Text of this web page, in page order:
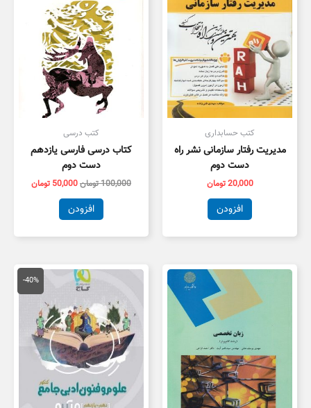
کتب حسابداری
مدیریت رفتار سازمانی نشر راه
دست دوم
20,000تومان
افزودن
کتب درسی
کتاب درسی فارسی یازدهم
دست دوم
100,000تومان50,000 تومان
افزودن
-40%
قیمت
اصلی
79,000 تومان
بود.
قیمت
فعلی